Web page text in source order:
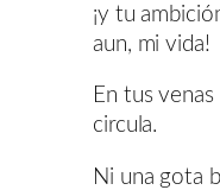
¡y tu
aun, mi vida!
En tus venas
circula.
Ni una gota